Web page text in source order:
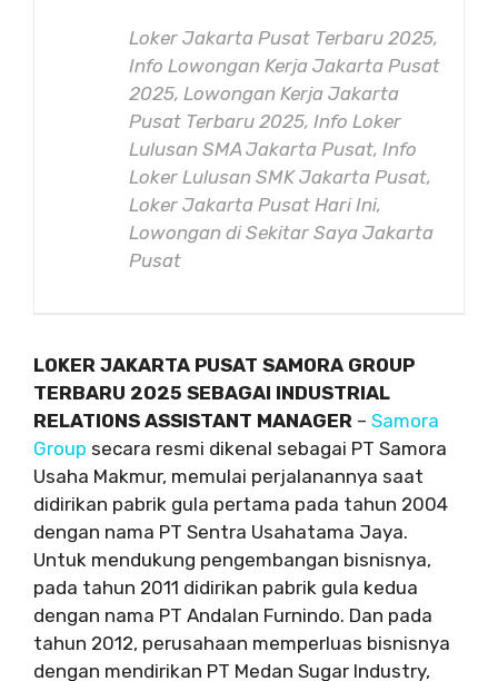
Loker Jakarta Pusat Terbaru 2025,
Info Lowongan Kerja Jakarta Pusat
2025, Lowongan Kerja Jakarta
Pusat Terbaru 2025, Info Loker
Lulusan SMA Jakarta Pusat, Info
Loker Lulusan SMK Jakarta Pusat,
Loker Jakarta Pusat Hari Ini,
Lowongan di Sekitar Saya Jakarta
Pusat
LOKER JAKARTA PUSAT SAMORA GROUP
TERBARU 2025 SEBAGAI INDUSTRIAL
RELATIONS ASSISTANT MANAGER – Samora
Group secara resmi dikenal sebagai PT Samora
Usaha Makmur, memulai perjalanannya saat
didirikan pabrik gula pertama pada tahun 2004
dengan nama PT Sentra Usahatama Jaya.
Untuk mendukung pengembangan bisnisnya,
pada tahun 2011 didirikan pabrik gula kedua
dengan nama PT Andalan Furnindo. Dan pada
tahun 2012, perusahaan memperluas bisnisnya
dengan mendirikan PT Medan Sugar Industry,